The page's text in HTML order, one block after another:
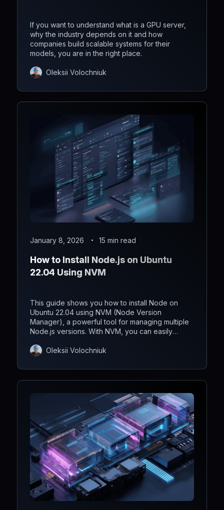
If you want to understand what is a GPU server,
why the industry depends on it and how
companies build scalable systems for their
models, you are in the right place.
Oleksii Volochniuk
January 8, 2026 15 min read
How to Install Node.js on Ubuntu
22.04 Using NVM
This guide shows you how to install Node on
Ubuntu 22.04 using NVM (Node Version
Manager), a powerful tool for managing multiple
Node.js versions. With NVM, you can easily
development environment flexible.
Oleksii Volochniuk